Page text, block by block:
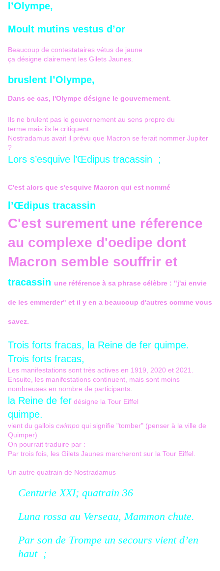
l’Olympe,
Moult mutins vestus d’or
Beaucoup de contestataires vétus de jaune
ça désigne clairement les Gilets Jaunes.
bruslent l’Olympe,
Dans ce cas, l'Olympe désigne le gouvernement.
Ils ne brulent pas le gouvernement au sens propre du
terme mais ils le critiquent.
Nostradamus avait il prévu que Macron se ferait nommer Jupiter
?
Lors s’esquive l’Œdipus tracassin ;
C'est alors que s'esquive Macron qui est nommé
l’Œdipus tracassin
C'est surement une réference
au complexe d'oedipe dont
Macron semble souffrir et
tracassin une référence à sa phrase célèbre : "j'ai envie
de les emmerder" et il y en a beaucoup d'autres comme vous
savez.
Trois forts fracas, la Reine de fer quimpe.
Trois forts fracas,
Les manifestations sont très actives en 1919, 2020 et 2021.
Ensuite, les manifestations continuent, mais sont moins
nombreuses en nombre de participants
la Reine de fer désigne la Tour Eiffel
quimpe.
vient du gallois cwimpo qui signifie "tomber" (penser à la ville de
Quimper)
On pourrait traduire par :
Par trois fois, les Gilets Jaunes marcheront sur la Tour Eiffel.
Un autre quatrain de Nostradamus
Centurie XXI; quatrain 36
Luna rossa au Verseau, Mammon chute.
Par son de Trompe un secours vient d’en
haut ;